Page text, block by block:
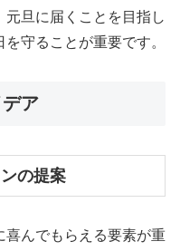
旦に届くことを目指し
守ることが重要です。
ア
の提案
喜んでもらえる要素が重